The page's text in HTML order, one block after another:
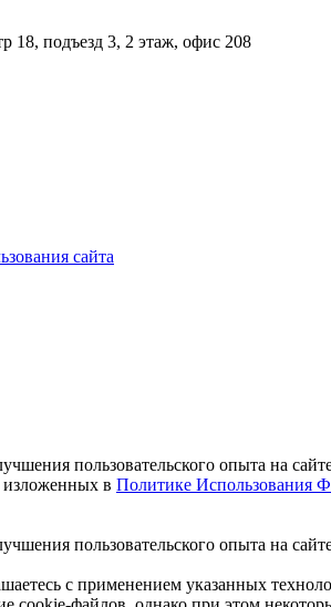
18, подъезд 3, 2 этаж, офис 208
сайта
пользовательского опыта на
изложенных в Политике Использования
пользовательского опыта на
с применением указанных